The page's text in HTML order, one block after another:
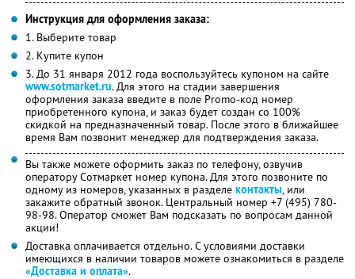
Инструкция для оформления заказа:
1. Выберите товар
2. Купите купон
3. До 31 января 2012 года воспользуйтесь купоном на сайте
www.sotmarket.ru. Для этого на стадии завершения
оформления заказа введите в поле Promo-код номер
приобретенного купона, и заказ будет создан со 100%
скидкой на предназначенный товар. После этого в ближайшее
время Вам позвонит менеджер для подтверждения заказа.
Вы также можете оформить заказ по телефону, озвучив
оператору Сотмаркет номер купона. Для этого позвоните по
одному из номеров, указанных в разделе контакты, или
закажите обратный звонок. Центральный номер +7 (495) 780-
98-98. Оператор сможет Вам подсказать по вопросам данной
акции!
Доставка оплачивается отдельно. С условиями доставки
имеющихся в наличии товаров можете ознакомиться в разделе
«Доставка и оплата».